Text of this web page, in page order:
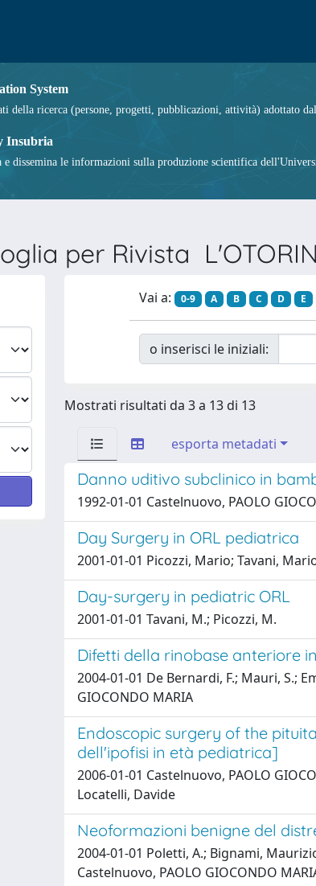
System
della ricerca (persone, progetti, pubblicazioni, attività) adottato
Insubria
e dissemina le informazioni sulla produzione scientifica
per Rivista
Vai a: 0-9 A B C D E
o inserisci le iniziali:
Mostrati risultati da 3 a 13 di 13
esporta metadati
Danno uditivo subclinico in
1992-01-01 Castelnuovo, PAOLO
Day Surgery in ORL pediatrica
2001-01-01 Picozzi, Mario; Tavani,
Day-surgery in pediatric ORL
2001-01-01 Tavani, M.; Picozzi, M.
Difetti della rinobase anteriore
2004-01-01 De Bernardi, F.; Mauri, S.;
GIOCONDO MARIA
Endoscopic surgery of the
dell'ipofisi in età pediatrica]
2006-01-01 Castelnuovo, PAOLO
Locatelli, Davide
Neoformazioni benigne del
2004-01-01 Poletti, A.; Bignami,
Castelnuovo, PAOLO GIOCONDO